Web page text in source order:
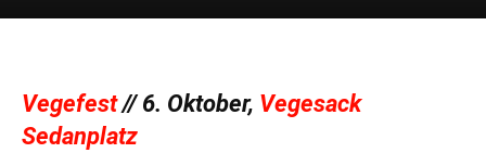
Vegefest// 6. Oktober, Vegesack
Sedanplatz